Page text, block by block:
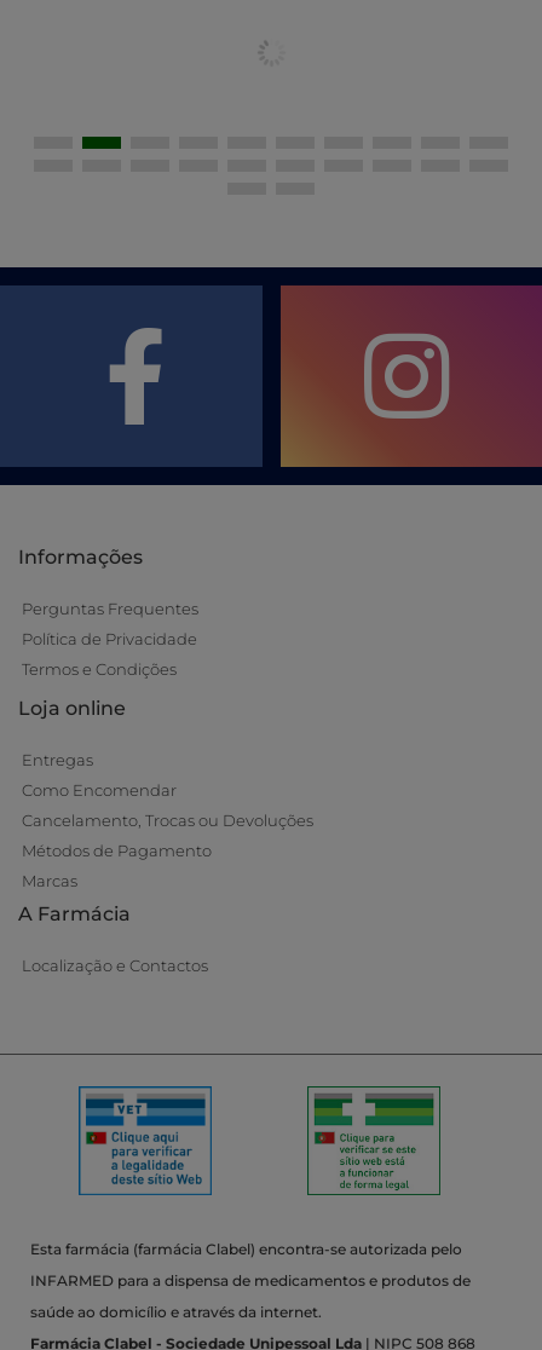
Informações
Perguntas Frequentes
Política de Privacidade
Termos e Condições
Loja online
Entregas
Como Encomendar
Cancelamento, Trocas ou Devoluções
Métodos de Pagamento
Marcas
A Farmácia
Localização e Contactos
Esta farmácia (farmácia Clabel) encontra-se autorizada pelo
INFARMED para a dispensa de medicamentos e produtos de
saúde ao domicílio e através da internet.
Farmácia Clabel - Sociedade Unipessoal Lda | NIPC 508 868